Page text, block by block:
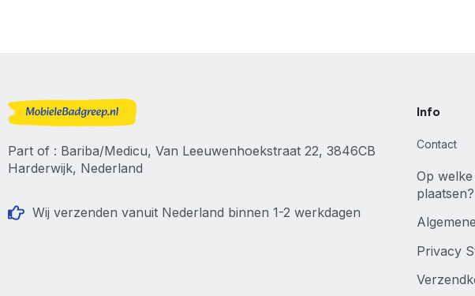
Part of : Bariba/Medicu, Van Leeuwenhoekstraat 22, 3846CB
Harderwijk, Nederland
Wij verzenden vanuit Nederland binnen 1-2 werkdagen
Info
Contact
Op
plaatsen?
Privacy